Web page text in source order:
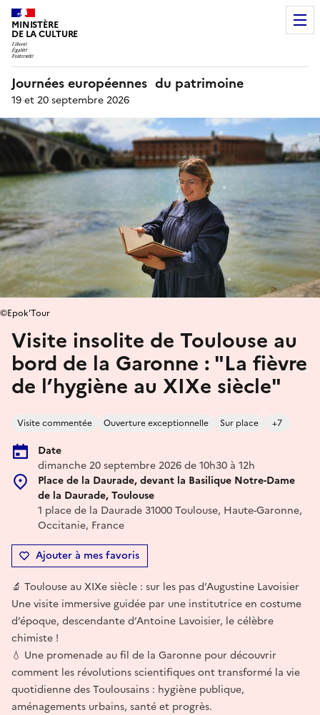
MINISTÈRE
DE LA CULTURE
Journées européennes du patrimoine
19 et 20 septembre 2026
Visite insolite de Toulouse au
bord de la Garonne : "La fièvre
de l’hygiène au XIXe siècle"
Visite commentée Ouverture exceptionnelle Sur place +7
Date
dimanche 20 septembre 2026 de 10h30 à 12h
Place de la Daurade, devant la Basilique Notre-Dame
de la Daurade, Toulouse
1 place de la Daurade 31000 Toulouse, Haute-Garonne,
Occitanie, France
Ajouter à mes favoris
©Epok'Tour
🔬 Toulouse au XIXe siècle : sur les pas d’Augustine Lavoisier
Une visite immersive guidée par une institutrice en costume
d’époque, descendante d’Antoine Lavoisier, le célèbre
chimiste !
💧 Une promenade au fil de la Garonne pour découvrir
comment les révolutions scientifiques ont transformé la vie
quotidienne des Toulousains : hygiène publique,
aménagements urbains, santé et progrès.